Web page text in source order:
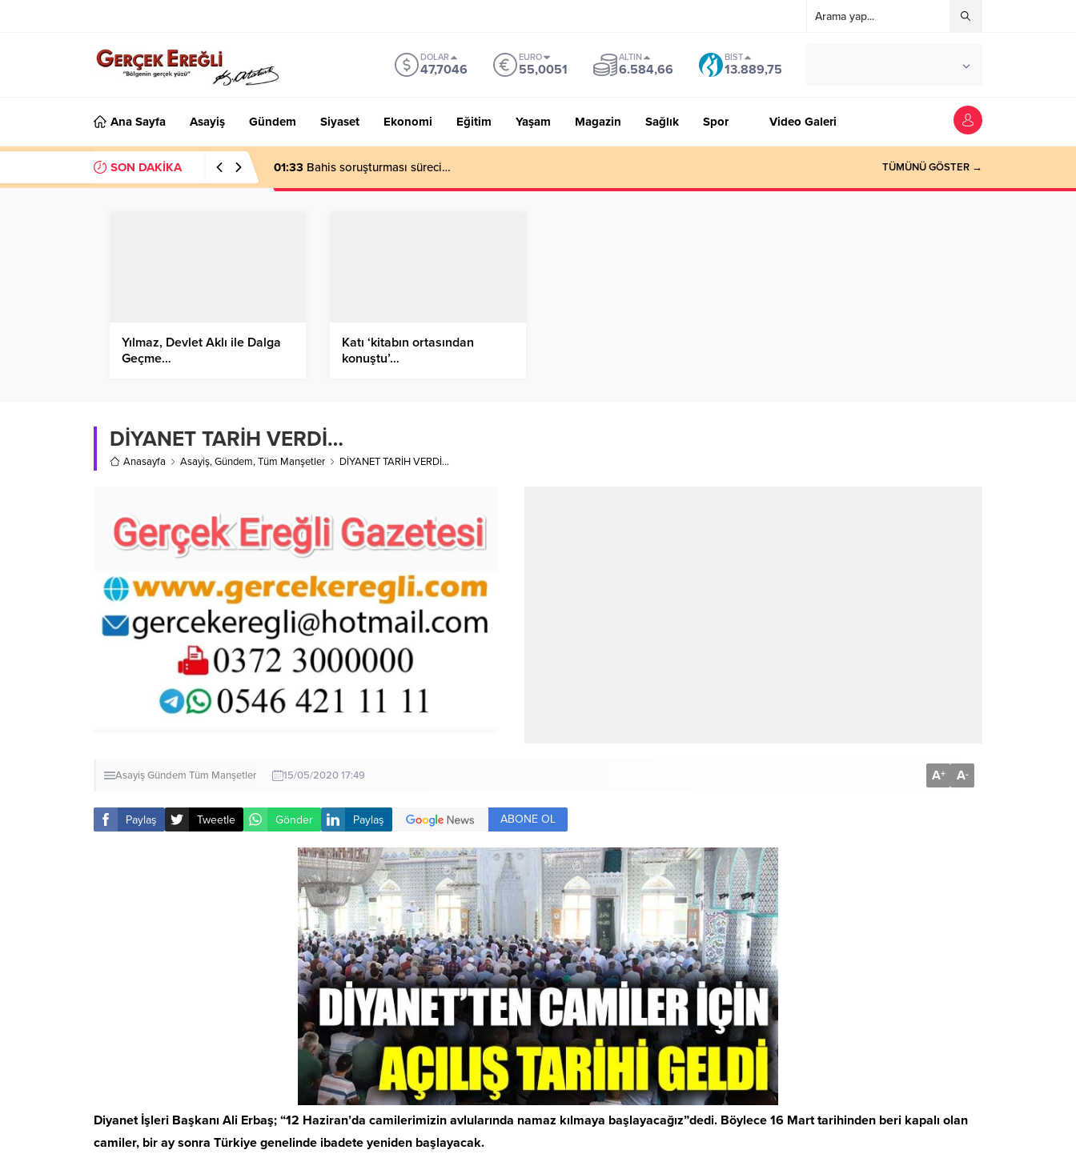
DOLAR
47,7046
EURO
55,0051
ALTIN
6.584,66
BIST
13.889,75
Ana Sayfa Asayiş Gündem Siyaset Ekonomi Eğitim Yaşam Magazin Sağlık Spor Video Galeri
SON DAKİKA 01:33 Bahis soruşturması süreci… TÜMÜNÜ GÖSTER →
Yılmaz, Devlet Aklı ile Dalga
Geçme…
Katı ‘kitabın ortasından
konuştu’…
DİYANET TARİH VERDİ…
Anasayfa Asayiş,Gündem,Tüm Manşetler DİYANET TARİH VERDİ…
AsayişGündem Tüm Manşetler 15/05/2020 17:49 A+ A-
Paylaş Tweetle Gönder Paylaş ABONE OL
Diyanet İşleri Başkanı Ali Erbaş; “12 Haziran’da camilerimizin avlularında namaz kılmaya başlayacağız”dedi. Böylece 16 Mart tarihinden beri kapalı olan
camiler, bir ay sonra Türkiye genelinde ibadete yeniden başlayacak.